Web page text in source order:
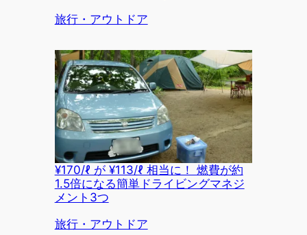
関連理由
旅行・アウトドア
¥170/ℓ が ¥113/ℓ 相当に！ 燃費が約
1.5倍になる簡単ドライビングマネジ
メント3つ
関連理由
旅行・アウトドア